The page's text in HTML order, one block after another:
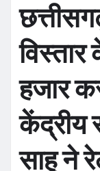
हजार
केंद्रीय
साहू ने